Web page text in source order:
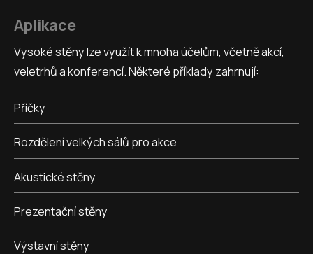
Aplikace
Vysoké stěny lze využít k mnoha účelům, včetně akcí,
veletrhů a konferencí. Některé příklady zahrnují:
Příčky
Rozdělení velkých sálů pro akce
Akustické stěny
Prezentační stěny
Výstavní stěny